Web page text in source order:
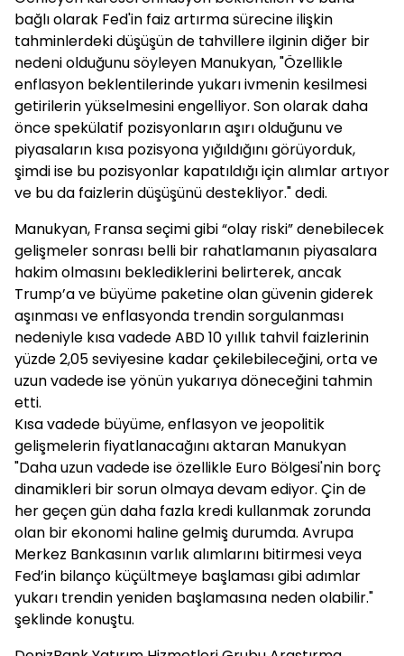
bağlı olarak Fed'in faiz artırma sürecine ilişkin
tahminlerdeki düşüşün de tahvillere ilginin diğer bir
nedeni olduğunu söyleyen Manukyan, "Özellikle
enflasyon beklentilerinde yukarı ivmenin kesilmesi
getirilerin yükselmesini engelliyor. Son olarak daha
önce spekülatif pozisyonların aşırı olduğunu ve
piyasaların kısa pozisyona yığıldığını görüyorduk,
şimdi ise bu pozisyonlar kapatıldığı için alımlar artıyor
ve bu da faizlerin düşüşünü destekliyor." dedi.
Manukyan, Fransa seçimi gibi “olay riski” denebilecek
gelişmeler sonrası belli bir rahatlamanın piyasalara
hakim olmasını beklediklerini belirterek, ancak
Trump’a ve büyüme paketine olan güvenin giderek
aşınması ve enflasyonda trendin sorgulanması
nedeniyle kısa vadede ABD 10 yıllık tahvil faizlerinin
yüzde 2,05 seviyesine kadar çekilebileceğini, orta ve
uzun vadede ise yönün yukarıya döneceğini tahmin
etti.
Kısa vadede büyüme, enflasyon ve jeopolitik
gelişmelerin fiyatlanacağını aktaran Manukyan
"Daha uzun vadede ise özellikle Euro Bölgesi'nin borç
dinamikleri bir sorun olmaya devam ediyor. Çin de
her geçen gün daha fazla kredi kullanmak zorunda
olan bir ekonomi haline gelmiş durumda. Avrupa
Merkez Bankasının varlık alımlarını bitirmesi veya
Fed’in bilanço küçültmeye başlaması gibi adımlar
yukarı trendin yeniden başlamasına neden olabilir."
şeklinde konuştu.